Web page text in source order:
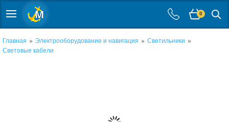
0
Главная » Электрооборудование и навигация » Светильники »
Световые кабели